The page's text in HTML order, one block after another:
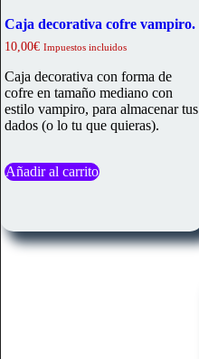
Caja decorativa cofre vampiro.
10,00€ Impuestos incluidos
Caja decorativa con forma de
cofre en tamaño mediano con
estilo vampiro, para almacenar tus
dados (o lo tu que quieras).
Añadir al carrito